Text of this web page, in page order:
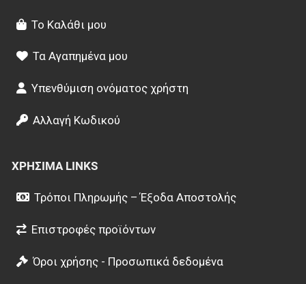
Το Καλάθι μου
Τα Αγαπημένα μου
Υπενθύμιση ονόματος χρήστη
Αλλαγή Κωδικού
ΧΡΉΣΙΜΑ LINKS
Τρόποι Πληρωμής – Έξοδα Αποστολής
Επιστροφές προϊόντων
Όροι χρήσης - Προσωπικά δεδομένα